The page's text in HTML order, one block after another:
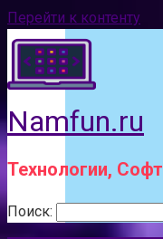
Перейти к контенту
Namfun.ru
Технологии,
Поиск: